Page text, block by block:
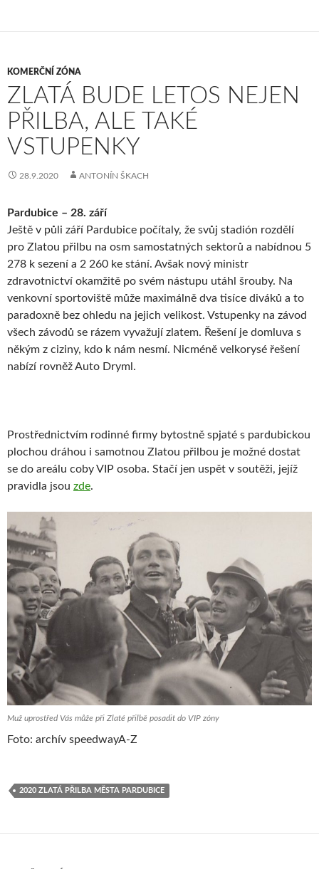
KOMERČNÍ ZÓNA
ZLATÁ BUDE LETOS NEJEN
PŘILBA, ALE TAKÉ
VSTUPENKY
28.9.2020 ANTONÍN ŠKACH
Pardubice – 28. září
Ještě v půli září Pardubice počítaly, že svůj stadión rozdělí
pro Zlatou přilbu na osm samostatných sektorů a nabídnou 5
278 k sezení a 2 260 ke stání. Avšak nový ministr
zdravotnictví okamžitě po svém nástupu utáhl šrouby. Na
venkovní sportoviště může maximálně dva tisíce diváků a to
paradoxně bez ohledu na jejich velikost. Vstupenky na závod
všech závodů se rázem vyvažují zlatem. Řešení je domluva s
někým z ciziny, kdo k nám nesmí. Nicméně velkorysé řešení
nabízí rovněž Auto Dryml.
Prostřednictvím rodinné firmy bytostně spjaté s pardubickou
plochou dráhou i samotnou Zlatou přilbou je možné dostat
se do areálu coby VIP osoba. Stačí jen uspět v soutěži, jejíž
pravidla jsou zde.
Muž uprostřed Vás může při Zlaté přilbě posadit do VIP zóny
Foto: archív speedwayA-Z
2020 ZLATÁ PŘILBA MĚSTA PARDUBICE